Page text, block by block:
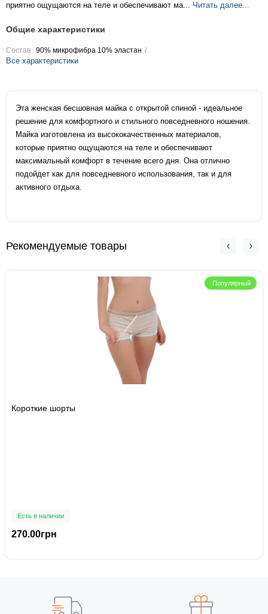
приятно ощущаются на теле и обеспечивают ма... Читать далее...
Общие характеристики
Состав 90% микрофибра 10% эластан
Все характеристики
Эта женская бесшовная майка с открытой спиной - идеальное
решение для комфортного и стильного повседневного ношения.
Майка изготовлена из высококачественных материалов,
которые приятно ощущаются на теле и обеспечивают
максимальный комфорт в течение всего дня. Она отлично
подойдет как для повседневного использования, так и для
активного отдыха.
Рекомендуемые товары
Популярный
Короткие шорты
Есть в наличии
270.00грн